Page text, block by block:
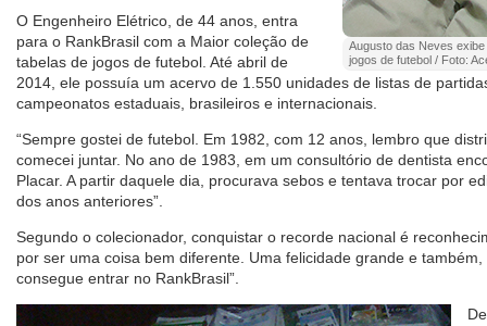
Augusto das Neves
jogos de futebol / Foto:
O Engenheiro Elétrico, de 44 anos, entra
para o RankBrasil com a Maior coleção de
tabelas de jogos de futebol. Até abril de
2014, ele possuía um acervo de 1.550 unidades de listas de
campeonatos estaduais, brasileiros e internacionais.
“Sempre gostei de futebol. Em 1982, com 12 anos, lembro que
comecei juntar. No ano de 1983, em um consultório de dentista
Placar. A partir daquele dia, procurava sebos e tentava trocar por
dos anos anteriores”.
Segundo o colecionador, conquistar o recorde nacional é
por ser uma coisa bem diferente. Uma felicidade grande e
consegue entrar no RankBrasil”.